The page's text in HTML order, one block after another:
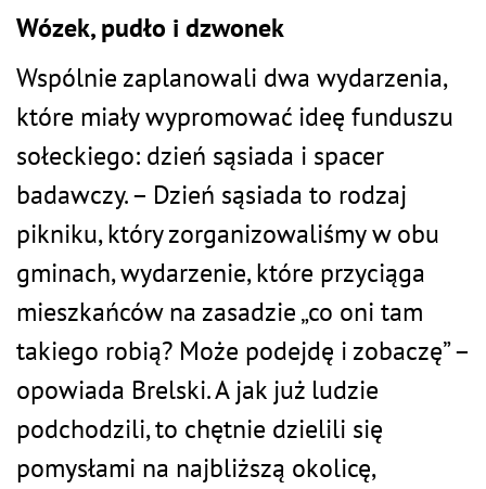
Wózek, pudło i dzwonek
Wspólnie zaplanowali dwa wydarzenia,
które miały wypromować ideę funduszu
sołeckiego: dzień sąsiada i spacer
badawczy. – Dzień sąsiada to rodzaj
pikniku, który zorganizowaliśmy w obu
gminach, wydarzenie, które przyciąga
mieszkańców na zasadzie „co oni tam
takiego robią? Może podejdę i zobaczę” –
opowiada Brelski. A jak już ludzie
podchodzili, to chętnie dzielili się
pomysłami na najbliższą okolicę,